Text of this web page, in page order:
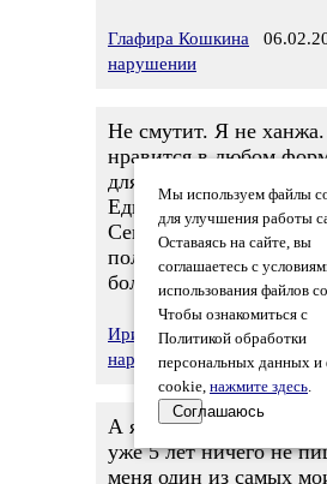
Глафира Кошкина
нарушении
Не смутит. Я не
нравится в любом
для взрослых" еще и
Единственно, нагряну
Сегодня отдыхаю -
получилась тоскливо
более утомительная
Ирина Коцив06.02.2026
нарушении
А я на пенсии, но вся
уже 5 лет ничего не
меня один из самых
Мы используем файлы
для улучшения работы
Оставаясь на сайте, вы
соглашаетесь с
использования файлов
Чтобы ознакомиться с
Политикой обработки
персональных данных и
cookie, нажмите здесь.
Соглашаюсь